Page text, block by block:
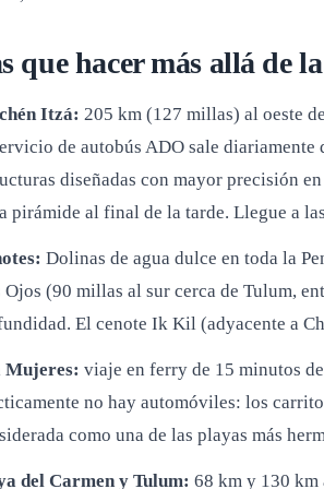
que hacer más allá de
Itzá: 205 km (127 millas) al oeste
de autobús ADO sale
diseñadas con mayor precisión
pirámide al final de la tarde. Llegue a
Dolinas de agua dulce en toda la
Ojos (90 millas al sur cerca de Tulum,
El cenote Ik Kil (adyacente a
Mujeres: viaje en ferry de 15 minutos
no hay automóviles: los
como una de las playas más
del Carmen y Tulum: 68 km y 130 km